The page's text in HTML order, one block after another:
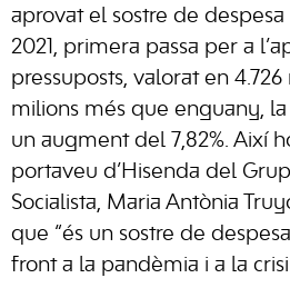
aprovat el sostre de
2021, primera passa per a
pressuposts, valorat en 4.726
milions més que enguany, la
un augment del 7,82%. Així
portaveu d’Hisenda del
Socialista, Maria Antònia
que “és un sostre de
front a la pandèmia i a la crisi